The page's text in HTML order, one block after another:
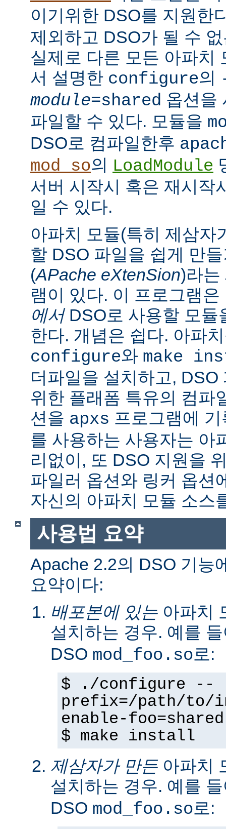
이기위한 DSO를 지원한
제외하고 DSO가 될 수
실제로 다른 모든 아파치
서 설명한 configure의
module=shared 옵션을
파일할 수 있다. 모듈을
DSO로 컴파일한후
mod_so의 LoadModule
서버 시작시 혹은 재시작
일 수 있다.
아파치 모듈(특히 제삼자
할 DSO 파일을 쉽게 만
(APache eXtenSion)라는
램이 있다. 이 프로그램
에서DSO로 사용할 모듈
한다. 개념은 쉽다. 아파
configure와 make
더파일을 설치하고,
위한 플래폼 특유의 컴파
션을 apxs 프로그램에
를 사용하는 사용자는 아
리없이, 또 DSO 지원을
파일러 옵션와 링커 옵션
자신의 아파치 모듈 소스
사용법 요약
Apache 2.2의 DSO 기능
요약이다:
배포본에 있는 아파치
설치하는 경우. 예를
DSO mod_foo.so로:
$ ./configure --
prefix=/path/
enable-foo=shared
$ make install
제삼자가 만든아파치
설치하는 경우. 예를
DSO mod_foo.so로: